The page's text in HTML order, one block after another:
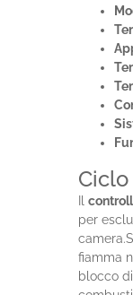
Il
per
fiamma
blocco